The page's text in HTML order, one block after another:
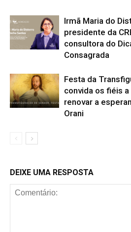
Irmã Maria do
presidente da
consultora do
Consagrada
Festa da
convida os fiéis
renovar a
Orani
DEIXE UMA RESPOSTA